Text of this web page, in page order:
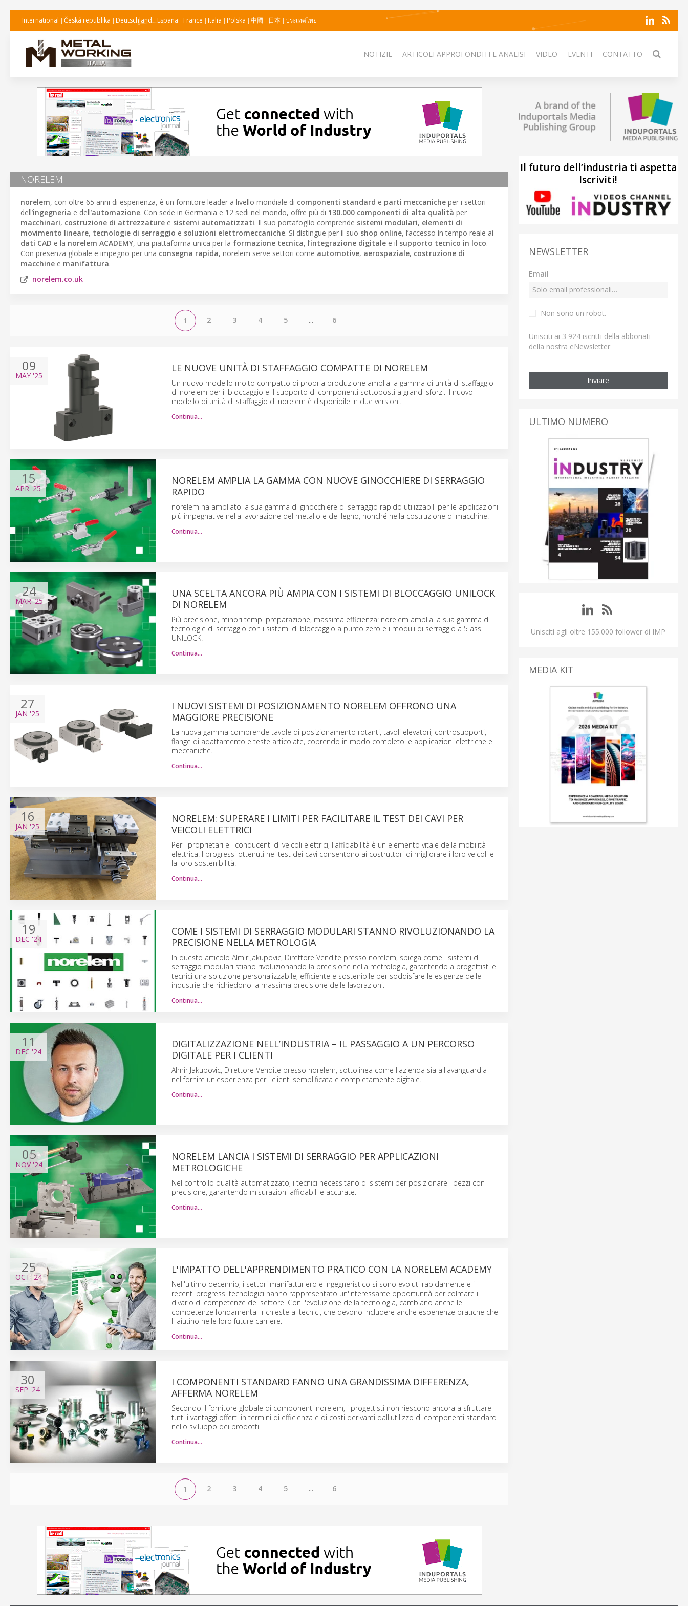
International Česká republika Deutschland España France Italia Polska 中國 日本 ประเทศไทย
NOTIZIE ARTICOLI APPROFONDITI E ANALISI VIDEO EVENTI CONTATTO
NORELEM
norelem, con oltre 65 anni di esperienza, è un fornitore leader a livello mondiale di componenti standard e parti meccaniche per i settori
dell’ingegneria e dell’automazione. Con sede in Germania e 12 sedi nel mondo, offre più di 130.000 componenti di alta qualità per
macchinari, costruzione di attrezzature e sistemi automatizzati. Il suo portafoglio comprende sistemi modulari, elementi di
movimento lineare, tecnologie di serraggio e soluzioni elettromeccaniche. Si distingue per il suo shop online, l’accesso in tempo reale ai
dati CAD e la norelem ACADEMY, una piattaforma unica per la formazione tecnica, l’integrazione digitale e il supporto tecnico in loco.
Con presenza globale e impegno per una consegna rapida, norelem serve settori come automotive, aerospaziale, costruzione di
macchine e manifattura.
norelem.co.uk
1 2 3 4 5 ... 6
09
MAY '25
LE NUOVE UNITÀ DI STAFFAGGIO COMPATTE DI NORELEM
Un nuovo modello molto compatto di propria produzione amplia la gamma di unità di staffaggio
di norelem per il bloccaggio e il supporto di componenti sottoposti a grandi sforzi. Il nuovo
modello di unità di staffaggio di norelem è disponibile in due versioni.
Continua…
15
APR'25
NORELEM AMPLIA LA GAMMA CON NUOVE GINOCCHIERE DI SERRAGGIO
RAPIDO
norelem ha ampliato la sua gamma di ginocchiere di serraggio rapido utilizzabili per le applicazioni
più impegnative nella lavorazione del metallo e del legno, nonché nella costruzione di macchine.
Continua…
24
MAR'25
UNA SCELTA ANCORA PIÙ AMPIA CON I SISTEMI DI BLOCCAGGIO UNILOCK
DI NORELEM
Più precisione, minori tempi preparazione, massima efficienza: norelem amplia la sua gamma di
tecnologie di serraggio con i sistemi di bloccaggio a punto zero e i moduli di serraggio a 5 assi
UNILOCK.
Continua…
27
JAN '25
I NUOVI SISTEMI DI POSIZIONAMENTO NORELEM OFFRONO UNA
MAGGIORE PRECISIONE
La nuova gamma comprende tavole di posizionamento rotanti, tavoli elevatori, controsupporti,
flange di adattamento e teste articolate, coprendo in modo completo le applicazioni elettriche e
meccaniche.
Continua…
16
JAN '25
NORELEM: SUPERARE I LIMITI PER FACILITARE IL TEST DEI CAVI PER
VEICOLI ELETTRICI
Per i proprietari e i conducenti di veicoli elettrici, l'affidabilità è un elemento vitale della mobilità
elettrica. I progressi ottenuti nei test dei cavi consentono ai costruttori di migliorare i loro veicoli e
la loro sostenibilità.
Continua…
19
DEC '24
COME I SISTEMI DI SERRAGGIO MODULARI STANNO RIVOLUZIONANDO LA
PRECISIONE NELLA METROLOGIA
In questo articolo Almir Jakupovic, Direttore Vendite presso norelem, spiega come i sistemi di
serraggio modulari stiano rivoluzionando la precisione nella metrologia, garantendo a progettisti e
tecnici una soluzione personalizzabile, efficiente e sostenibile per soddisfare le esigenze delle
industrie che richiedono la massima precisione delle lavorazioni.
Continua…
11
DEC '24
DIGITALIZZAZIONE NELL’INDUSTRIA – IL PASSAGGIO A UN PERCORSO
DIGITALE PER I CLIENTI
Almir Jakupovic, Direttore Vendite presso norelem, sottolinea come l'azienda sia all'avanguardia
nel fornire un'esperienza per i clienti semplificata e completamente digitale.
Continua…
05
NOV'24
NORELEM LANCIA I SISTEMI DI SERRAGGIO PER APPLICAZIONI
METROLOGICHE
Nel controllo qualità automatizzato, i tecnici necessitano di sistemi per posizionare i pezzi con
precisione, garantendo misurazioni affidabili e accurate.
Continua…
25
OCT '24
L'IMPATTO DELL'APPRENDIMENTO PRATICO CON LA NORELEM ACADEMY
Nell'ultimo decennio, i settori manifatturiero e ingegneristico si sono evoluti rapidamente e i
recenti progressi tecnologici hanno rappresentato un'interessante opportunità per colmare il
divario di competenze del settore. Con l'evoluzione della tecnologia, cambiano anche le
competenze fondamentali richieste ai tecnici, che devono includere anche esperienze pratiche che
li aiutino nelle loro future carriere.
Continua…
30
SEP '24
I COMPONENTI STANDARD FANNO UNA GRANDISSIMA DIFFERENZA,
AFFERMA NORELEM
Secondo il fornitore globale di componenti norelem, i progettisti non riescono ancora a sfruttare
tutti i vantaggi offerti in termini di efficienza e di costi derivanti dall'utilizzo di componenti standard
nello sviluppo dei prodotti.
Continua…
1 2 3 4 5 ... 6
Il futuro dell’industria ti aspetta
Iscriviti!
NEWSLETTER
Email
Non sono un robot.
Unisciti ai 3 924 iscritti della abbonati
della nostra eNewsletter
Inviare
ULTIMO NUMERO
Unisciti agli oltre 155.000 follower di IMP
MEDIA KIT